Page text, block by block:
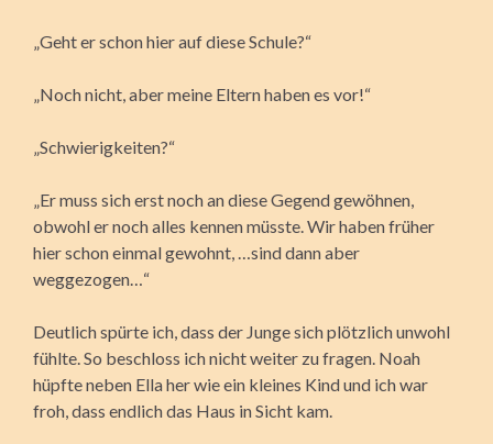
„Geht er schon hier auf diese Schule?“
„Noch nicht, aber meine Eltern haben es vor!“
„Schwierigkeiten?“
„Er muss sich erst noch an diese Gegend gewöhnen,
obwohl er noch alles kennen müsste. Wir haben früher
hier schon einmal gewohnt, …sind dann aber
weggezogen…“
Deutlich spürte ich, dass der Junge sich plötzlich unwohl
fühlte. So beschloss ich nicht weiter zu fragen. Noah
hüpfte neben Ella her wie ein kleines Kind und ich war
froh, dass endlich das Haus in Sicht kam.